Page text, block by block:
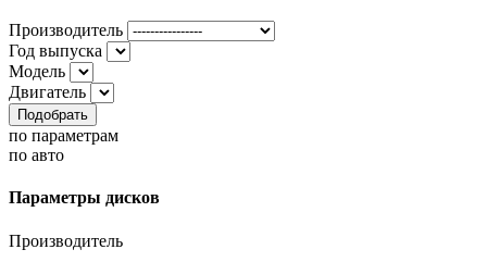
Производитель
Год выпуска
Модель
Двигатель
Подобрать
по параметрам
по авто
Параметры дисков
Производитель